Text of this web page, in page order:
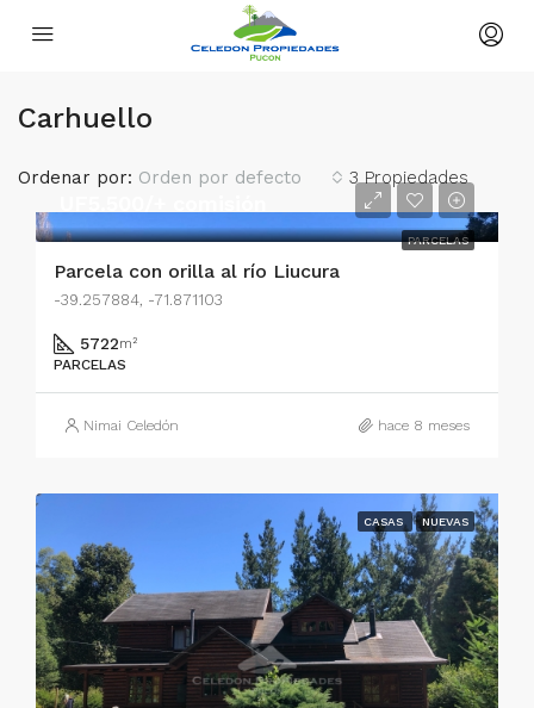
Carhuello
3 Propiedades
Ordenar por: Orden por defecto
PARCELAS
Parcela con orilla al río Liucura
-39.257884, -71.871103
5722m²
PARCELAS
Nimai Celedón hace 8 meses
CASAS NUEVAS